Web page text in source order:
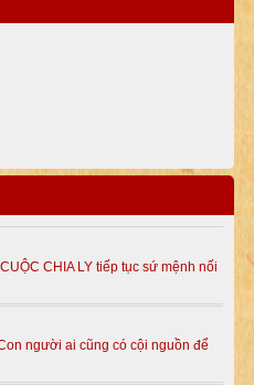
CHIA LY tiếp tục sứ mệnh nối
người ai cũng có cội nguồn để